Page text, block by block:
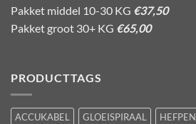
Pakket middel 10-30 KG €37,50
Pakket groot 30+ KG €65,00
PRODUCTTAGS
ACCUKABEL GLOEISPIRAAL HEFPEN